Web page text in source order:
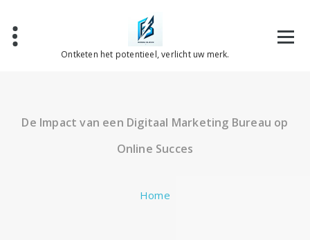
inhoud
Ontketen het potentieel, verlicht uw merk.
De Impact van een Digitaal Marketing Bureau op
Online Succes
Home